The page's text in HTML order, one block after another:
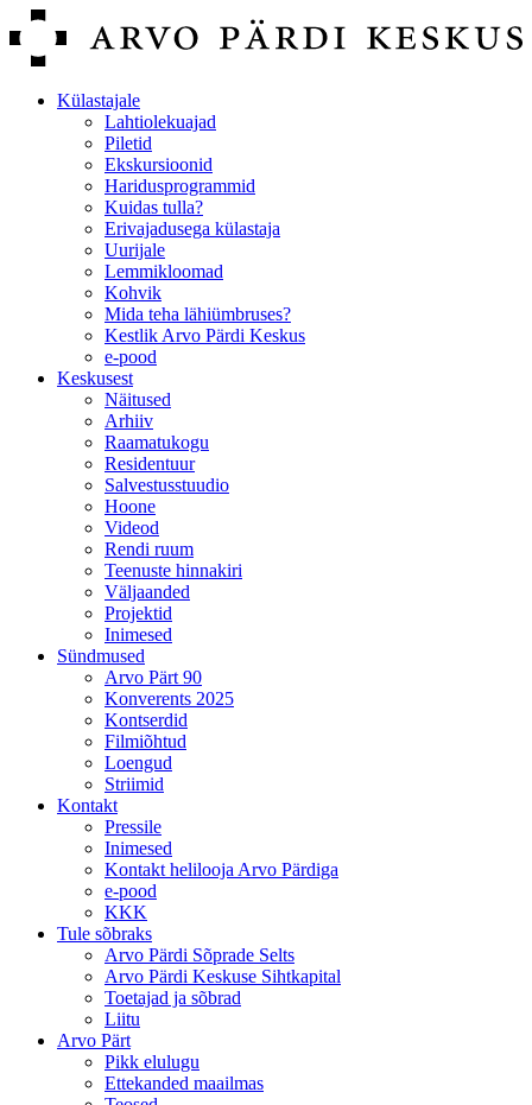
Külastajale
Lahtiolekuajad
Piletid
Ekskursioonid
Haridusprogrammid
Kuidas tulla?
Erivajadusega külastaja
Uurijale
Lemmikloomad
Kohvik
Mida teha lähiümbruses?
Kestlik Arvo Pärdi Keskus
e-pood
Keskusest
Näitused
Arhiiv
Raamatukogu
Residentuur
Salvestusstuudio
Hoone
Videod
Rendi ruum
Teenuste hinnakiri
Väljaanded
Projektid
Inimesed
Sündmused
Arvo Pärt 90
Konverents 2025
Kontserdid
Filmiõhtud
Loengud
Striimid
Kontakt
Pressile
Inimesed
Kontakt helilooja Arvo Pärdiga
e-pood
KKK
Tule sõbraks
Arvo Pärdi Sõprade Selts
Arvo Pärdi Keskuse Sihtkapital
Toetajad ja sõbrad
Liitu
Arvo Pärt
Pikk elulugu
Ettekanded maailmas